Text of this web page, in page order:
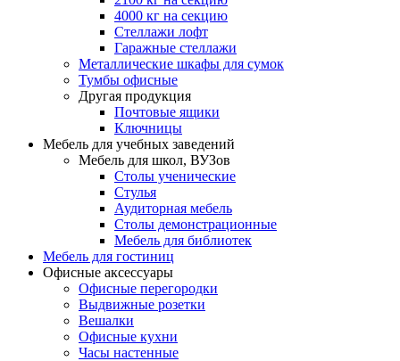
4000 кг на секцию
Стеллажи лофт
Гаражные стеллажи
Металлические шкафы для сумок
Тумбы офисные
Другая продукция
Почтовые ящики
Ключницы
Мебель для учебных заведений
Мебель для школ, ВУЗов
Столы ученические
Стулья
Аудиторная мебель
Столы демонстрационные
Мебель для библиотек
Мебель для гостиниц
Офисные аксессуары
Офисные перегородки
Выдвижные розетки
Вешалки
Офисные кухни
Часы настенные